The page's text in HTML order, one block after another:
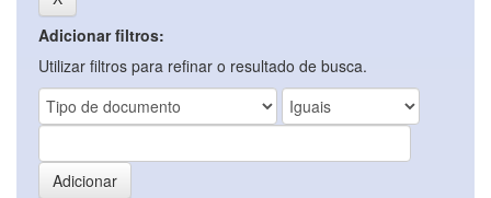
Adicionar filtros:
Utilizar filtros para refinar o resultado de busca.